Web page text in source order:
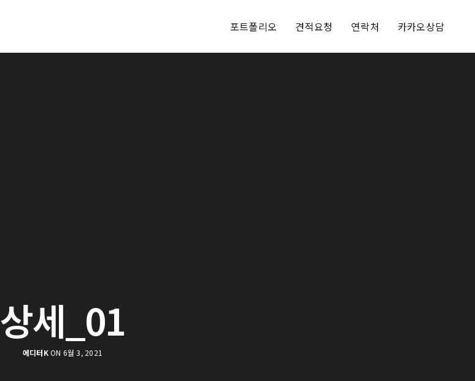
포트폴리오 견적요청 연락처 카카오상담
상세_01
에디터KON 6월 3, 2021